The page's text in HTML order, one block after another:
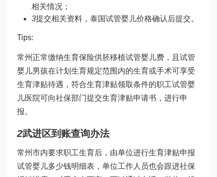
相关情况；
3提交相关资料， 泰国试管婴儿价格确认后提交。
Tips:
常州正常缴纳生育保险供胚移植试管婴儿费，且 试管
婴儿男孩在计划生育规定范围内的生育或手术可享受
生育津贴待遇，符合生育津贴领取条件的职工试管婴
儿医院可向社保部门提交生育津贴申请书，进行申
报。
2武进区到账查询办法
常州市内要求职工生育后，由单位进行生育津贴申报
试管婴儿多少钱明细表 ，单位工作人员也会跟进社保